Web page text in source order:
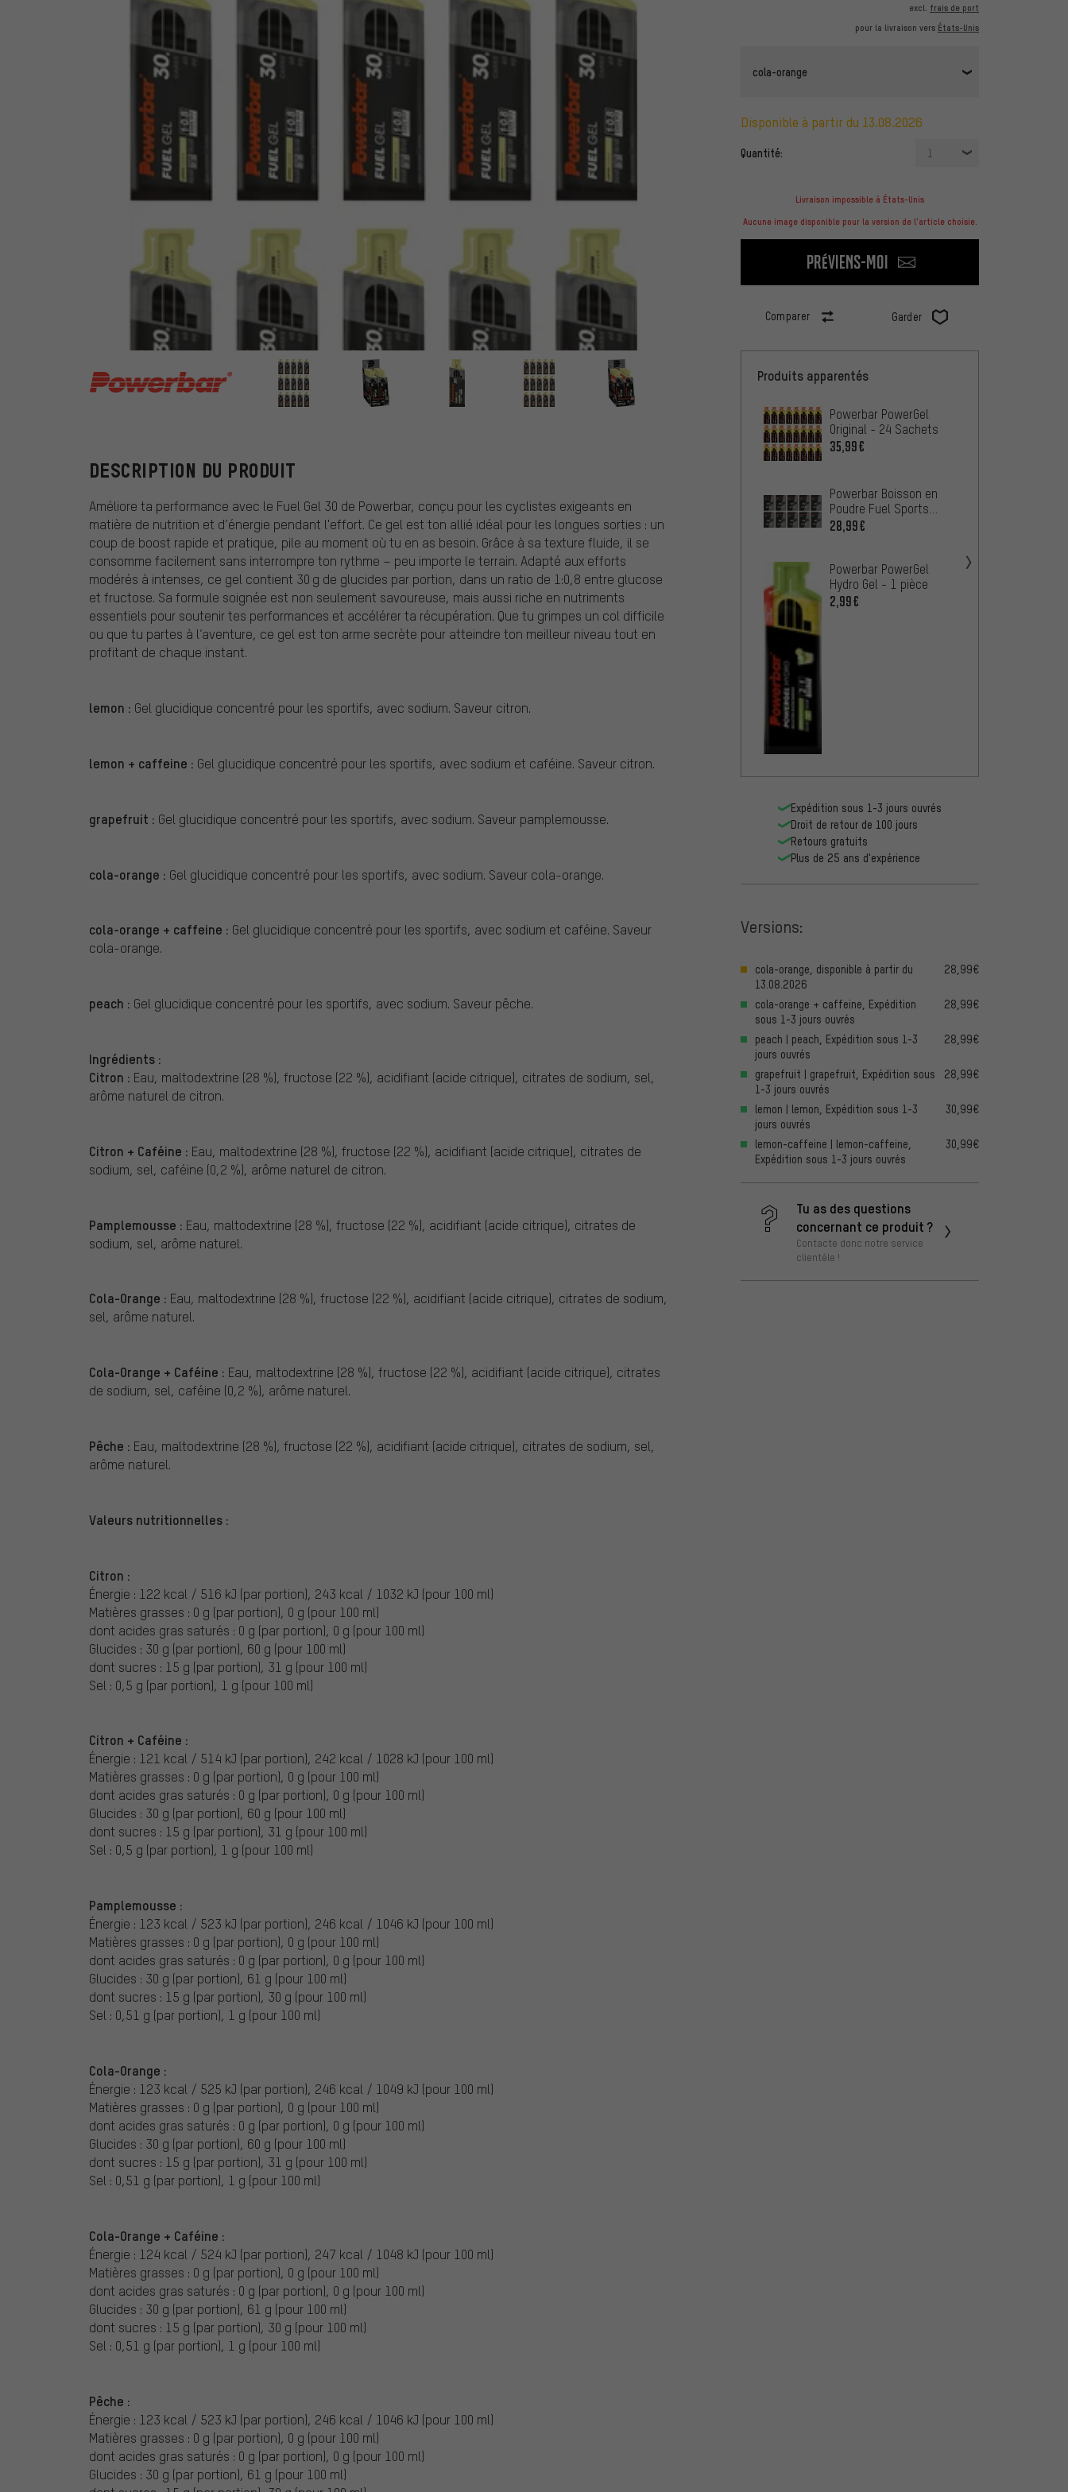
excl. frais de port
pour la livraison vers États-Unis
cola-orange
disponible à partir du 13.08.2026
Quantité: 1
Livraison impossible à États-Unis
Aucune image disponible pour la version de l'article choisie.
Préviens-moi
Comparer Garder
Powerbar
DESCRIPTION DU PRODUIT
Améliore ta performance avec le Fuel Gel 30 de Powerbar, conçu pour les cyclistes exigeants en
matière de nutrition et d’énergie pendant l'effort. Ce gel est ton allié idéal pour les longues sorties : un
coup de boost rapide et pratique, pile au moment où tu en as besoin. Grâce à sa texture fluide, il se
consomme facilement sans interrompre ton rythme – peu importe le terrain. Adapté aux efforts
modérés à intenses, ce gel contient 30 g de glucides par portion, dans un ratio de 1:0,8 entre glucose
et fructose. Sa formule soignée est non seulement savoureuse, mais aussi riche en nutriments
essentiels pour soutenir tes performances et accélérer ta récupération. Que tu grimpes un col difficile
ou que tu partes à l’aventure, ce gel est ton arme secrète pour atteindre ton meilleur niveau tout en
profitant de chaque instant.
lemon : Gel glucidique concentré pour les sportifs, avec sodium. Saveur citron.
lemon + caffeine : Gel glucidique concentré pour les sportifs, avec sodium et caféine. Saveur citron.
grapefruit : Gel glucidique concentré pour les sportifs, avec sodium. Saveur pamplemousse.
cola-orange : Gel glucidique concentré pour les sportifs, avec sodium. Saveur cola-orange.
cola-orange + caffeine : Gel glucidique concentré pour les sportifs, avec sodium et caféine. Saveur
cola-orange.
peach : Gel glucidique concentré pour les sportifs, avec sodium. Saveur pêche.
Ingrédients :
Citron : Eau, maltodextrine (28 %), fructose (22 %), acidifiant (acide citrique), citrates de sodium, sel,
arôme naturel de citron.
Citron + Caféine : Eau, maltodextrine (28 %), fructose (22 %), acidifiant (acide citrique), citrates de
sodium, sel, caféine (0,2 %), arôme naturel de citron.
Pamplemousse : Eau, maltodextrine (28 %), fructose (22 %), acidifiant (acide citrique), citrates de
sodium, sel, arôme naturel.
Cola-Orange : Eau, maltodextrine (28 %), fructose (22 %), acidifiant (acide citrique), citrates de sodium,
sel, arôme naturel.
Cola-Orange + Caféine : Eau, maltodextrine (28 %), fructose (22 %), acidifiant (acide citrique), citrates
de sodium, sel, caféine (0,2 %), arôme naturel.
Pêche : Eau, maltodextrine (28 %), fructose (22 %), acidifiant (acide citrique), citrates de sodium, sel,
arôme naturel.
Valeurs nutritionnelles :
Citron :
Énergie : 122 kcal / 516 kJ (par portion), 243 kcal / 1032 kJ (pour 100 ml)
Matières grasses : 0 g (par portion), 0 g (pour 100 ml)
dont acides gras saturés : 0 g (par portion), 0 g (pour 100 ml)
Glucides : 30 g (par portion), 60 g (pour 100 ml)
dont sucres : 15 g (par portion), 31 g (pour 100 ml)
Sel : 0,5 g (par portion), 1 g (pour 100 ml)
Citron + Caféine :
Énergie : 121 kcal / 514 kJ (par portion), 242 kcal / 1028 kJ (pour 100 ml)
Matières grasses : 0 g (par portion), 0 g (pour 100 ml)
dont acides gras saturés : 0 g (par portion), 0 g (pour 100 ml)
Glucides : 30 g (par portion), 60 g (pour 100 ml)
dont sucres : 15 g (par portion), 31 g (pour 100 ml)
Sel : 0,5 g (par portion), 1 g (pour 100 ml)
Pamplemousse :
Énergie : 123 kcal / 523 kJ (par portion), 246 kcal / 1046 kJ (pour 100 ml)
Matières grasses : 0 g (par portion), 0 g (pour 100 ml)
dont acides gras saturés : 0 g (par portion), 0 g (pour 100 ml)
Glucides : 30 g (par portion), 61 g (pour 100 ml)
dont sucres : 15 g (par portion), 30 g (pour 100 ml)
Sel : 0,51 g (par portion), 1 g (pour 100 ml)
Cola-Orange :
Énergie : 123 kcal / 525 kJ (par portion), 246 kcal / 1049 kJ (pour 100 ml)
Matières grasses : 0 g (par portion), 0 g (pour 100 ml)
dont acides gras saturés : 0 g (par portion), 0 g (pour 100 ml)
Glucides : 30 g (par portion), 60 g (pour 100 ml)
dont sucres : 15 g (par portion), 31 g (pour 100 ml)
Sel : 0,51 g (par portion), 1 g (pour 100 ml)
Cola-Orange + Caféine :
Énergie : 124 kcal / 524 kJ (par portion), 247 kcal / 1048 kJ (pour 100 ml)
Matières grasses : 0 g (par portion), 0 g (pour 100 ml)
dont acides gras saturés : 0 g (par portion), 0 g (pour 100 ml)
Glucides : 30 g (par portion), 61 g (pour 100 ml)
dont sucres : 15 g (par portion), 30 g (pour 100 ml)
Sel : 0,51 g (par portion), 1 g (pour 100 ml)
Pêche :
Énergie : 123 kcal / 523 kJ (par portion), 246 kcal / 1046 kJ (pour 100 ml)
Matières grasses : 0 g (par portion), 0 g (pour 100 ml)
dont acides gras saturés : 0 g (par portion), 0 g (pour 100 ml)
Glucides : 30 g (par portion), 61 g (pour 100 ml)
Produits apparentés
Powerbar PowerGel
Original - 24 Sachets
35,99€
Powerbar Boisson en
Poudre Fuel Sports
Drink 90 - 10 sachets
28,99€
Powerbar PowerGel
Hydro Gel - 1 pièce
2,99€
Expédition sous 1-3 jours ouvrés
Droit de retour de 100 jours
Retours gratuits
Plus de 25 ans d'expérience
Versions:
cola-orange, disponible à partir du
13.08.2026
28,99€
cola-orange + caffeine, Expédition
sous 1-3 jours ouvrés
28,99€
peach | peach, Expédition sous 1-3
jours ouvrés
28,99€
grapefruit | grapefruit, Expédition sous
1-3 jours ouvrés
28,99€
lemon | lemon, Expédition sous 1-3
jours ouvrés
30,99€
lemon-caffeine | lemon-caffeine,
Expédition sous 1-3 jours ouvrés
30,99€
Tu as des questions
concernant ce produit ?
Contacte donc notre service
clientèle !